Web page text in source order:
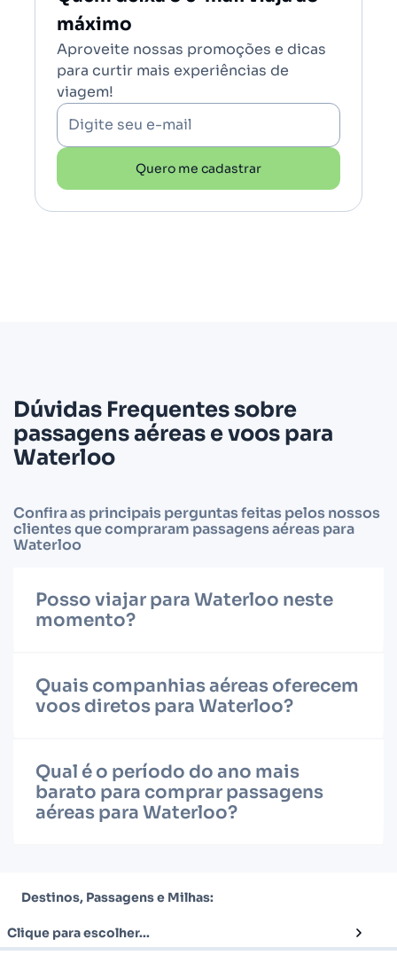
máximo
Aproveite nossas promoções e dicas
para curtir mais experiências de
viagem!
Digite seu e-mail
Quero me cadastrar
Dúvidas Frequentes sobre
passagens aéreas e voos para
Waterloo
Confira as principais perguntas feitas pelos nossos
clientes que compraram passagens aéreas para
Waterloo
Posso viajar para Waterloo neste
momento?
Quais companhias aéreas oferecem
voos diretos para Waterloo?
Qual é o período do ano mais
barato para comprar passagens
aéreas para Waterloo?
Destinos, Passagens e Milhas:
Clique para escolher...